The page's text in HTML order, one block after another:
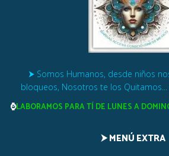
⮞ Somos Humanos, desde niños
bloqueos, Nosotros te los Quitamos...
⌚LABORAMOS PARA TÍ DE LUNES A
⮞ MENÚ EXTRA